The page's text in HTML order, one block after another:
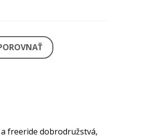
freeride dobrodružstvá,